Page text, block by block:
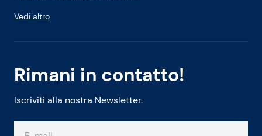
Rimani in contatto!
Iscriviti alla nostra Newsletter.
Vedi altro